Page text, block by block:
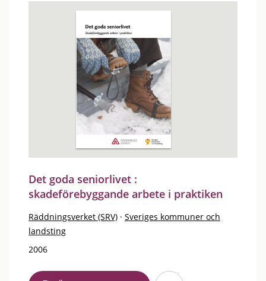
Det goda seniorlivet :
skadeförebyggande arbete i praktiken
Räddningsverket (SRV) · Sveriges kommuner och
landsting
2006